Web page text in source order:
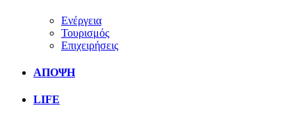
Ενέργεια
Τουρισμός
Επιχειρήσεις
ΑΠΟΨΗ
LIFE